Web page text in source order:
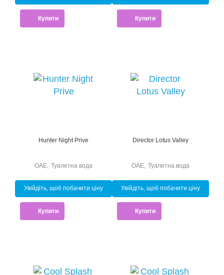
Купити Купити
Hunter Night Prive
Туалетна вода
ОАЕ
Увійдіть, щоб побачити ціну
Купити
Director Lotus Valley
Туалетна вода
ОАЕ
Увійдіть, щоб побачити ціну
Купити